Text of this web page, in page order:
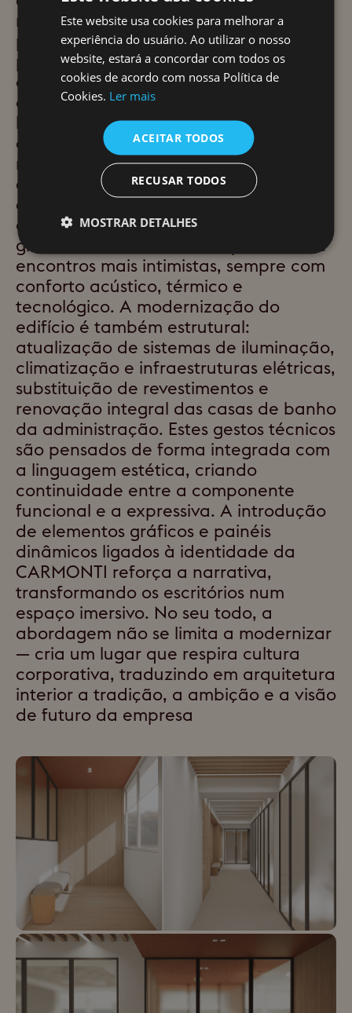
receção e espera são desenhadas
para transmitir acolhimento e
profissionalismo desde o primeiro
contacto. As salas de trabalho
otimizam a luz natural e propõem
layouts que favorecem fluidez,
ergonomia e eficiência, com mobiliário
modular que assegura flexibilidade e
adaptação a diferentes dinâmicas. As
áreas de reunião, por sua vez,
oferecem soluções versáteis: desde
grandes formações de 50 pessoas até
encontros mais intimistas, sempre com
conforto acústico, térmico e
tecnológico. A modernização do
edifício é também estrutural:
atualização de sistemas de iluminação,
climatização e infraestruturas elétricas,
substituição de revestimentos e
renovação integral das casas de banho
da administração. Estes gestos técnicos
são pensados de forma integrada com
a linguagem estética, criando
continuidade entre a componente
funcional e a expressiva. A introdução
de elementos gráficos e painéis
dinâmicos ligados à identidade da
CARMONTI reforça a narrativa,
transformando os escritórios num
espaço imersivo. No seu todo, a
abordagem não se limita a modernizar
— cria um lugar que respira cultura
corporativa, traduzindo em arquitetura
interior a tradição, a ambição e a visão
de futuro da empresa
Este website usa cookies para melhorar a
experiência do usuário. Ao utilizar o nosso
website, estará a concordar com todos os
cookies de acordo com nossa Política de
Cookies. Ler mais
ACEITAR TODOS
RECUSAR TODOS
MOSTRAR DETALHES